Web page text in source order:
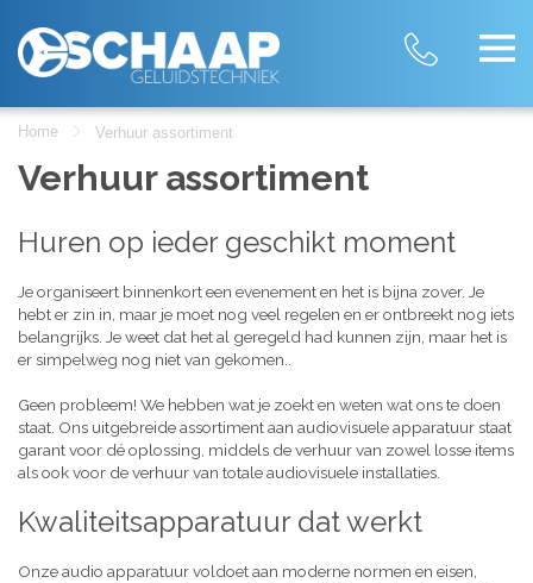
Home Verhuur assortiment
Verhuur assortiment
Huren op ieder geschikt moment
Je organiseert binnenkort een evenement en het is bijna zover. Je
hebt er zin in, maar je moet nog veel regelen en er ontbreekt nog iets
belangrijks. Je weet dat het al geregeld had kunnen zijn, maar het is
er simpelweg nog niet van gekomen..
Geen probleem! We hebben wat je zoekt en weten wat ons te doen
staat. Ons uitgebreide assortiment aan audiovisuele apparatuur staat
garant voor dé oplossing, middels de verhuur van zowel losse items
als ook voor de verhuur van totale audiovisuele installaties.
Kwaliteitsapparatuur dat werkt
Onze audio apparatuur voldoet aan moderne normen en eisen,